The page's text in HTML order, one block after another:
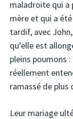
maladroite qui a
mère et qui a
tardif, avec
qu’elle est
pleins poumons :
réellement
ramassé de plus
Leur mariage